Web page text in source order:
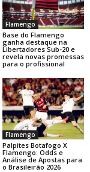
Flamengo
Base do Flamengo
ganha destaque na
Libertadores Sub-20 e
revela novas promessas
para o profissional
Flamengo
Palpites Botafogo X
Flamengo: Odds e
Análise de Apostas para
o Brasileirão 2026